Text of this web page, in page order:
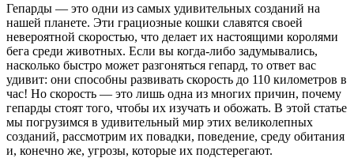
Гепарды — это одни из самых удивительных созданий на
нашей планете. Эти грациозные кошки славятся своей
невероятной скоростью, что делает их настоящими королями
бега среди животных. Если вы когда-либо задумывались,
насколько быстро может разгоняться гепард, то ответ вас
удивит: они способны развивать скорость до 110 километров в
час! Но скорость — это лишь одна из многих причин, почему
гепарды стоят того, чтобы их изучать и обожать. В этой статье
мы погрузимся в удивительный мир этих великолепных
созданий, рассмотрим их повадки, поведение, среду обитания
и, конечно же, угрозы, которые их подстерегают.